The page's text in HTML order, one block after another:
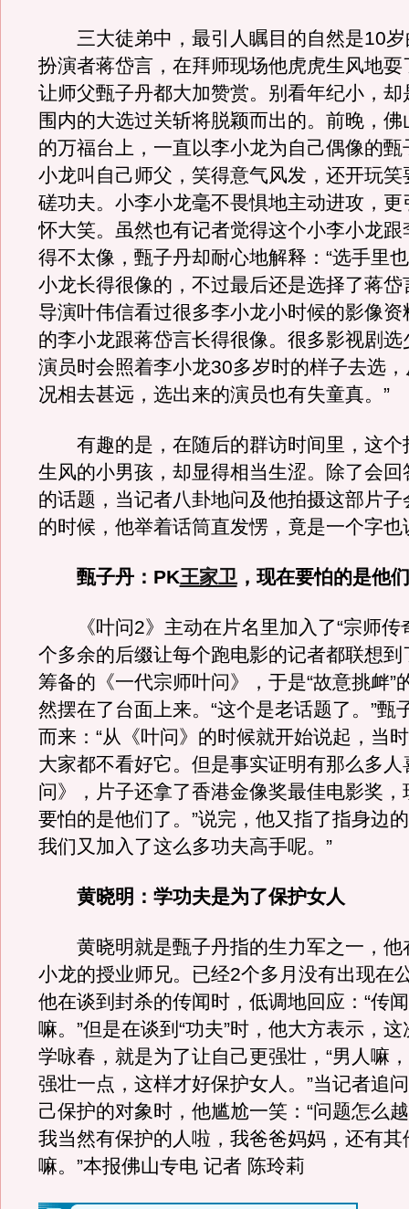
三大徒弟中，最引人瞩目的自然是10岁
扮演者蒋岱言，在拜师现场他虎虎生风地耍
让师父甄子丹都大加赞赏。别看年纪小，却
围内的大选过关斩将脱颖而出的。前晚，
的万福台上，一直以李小龙为自己偶像的甄
小龙叫自己师父，笑得意气风发，还开玩笑
磋功夫。小李小龙毫不畏惧地主动进攻，更
怀大笑。虽然也有记者觉得这个小李小龙跟
得不太像，甄子丹却耐心地解释：“选手里
小龙长得很像的，不过最后还是选择了蒋岱
导演叶伟信看过很多李小龙小时候的影像
的李小龙跟蒋岱言长得很像。很多影视剧选
演员时会照着李小龙30多岁时的样子去选
况相去甚远，选出来的演员也有失童真。”
有趣的是，在随后的群访时间里，这个
生风的小男孩，却显得相当生涩。除了会回
的话题，当记者八卦地问及他拍摄这部片子
的时候，他举着话筒直发愣，竟是一个字也
甄子丹：PK王家卫，现在要怕的是他们
《叶问2》主动在片名里加入了“宗师传
个多余的后缀让每个跑电影的记者都联想到
筹备的《一代宗师叶问》，于是“故意挑衅”
然摆在了台面上来。“这个是老话题了。”甄
而来：“从《叶问》的时候就开始说起，当
大家都不看好它。但是事实证明有那么多人
问》，片子还拿了香港金像奖最佳电影奖，
要怕的是他们了。”说完，他又指了指身边
我们又加入了这么多功夫高手呢。”
黄晓明：学功夫是为了保护女人
黄晓明就是甄子丹指的生力军之一，他
小龙的授业师兄。已经2个多月没有出现在
他在谈到封杀的传闻时，低调地回应：“传
嘛。”但是在谈到“功夫”时，他大方表示，
学咏春，就是为了让自己更强壮，“男人嘛
强壮一点，这样才好保护女人。”当记者追
己保护的对象时，他尴尬一笑：“问题怎么
我当然有保护的人啦，我爸爸妈妈，还有其
嘛。”本报佛山专电 记者 陈玲莉